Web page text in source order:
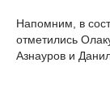
Напомним, в
отметились
Азнауров и